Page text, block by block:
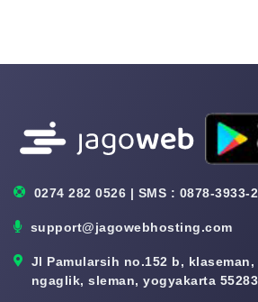
0274 282 0526 | SMS : 0878-3933-
support@jagowebhosting.com
Jl Pamularsih no.152 b,
ngaglik, sleman, yogyakarta 55283